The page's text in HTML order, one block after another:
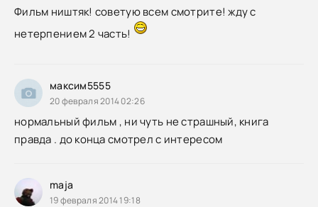
Фильм ништяк! советую всем смотрите! жду с
нетерпением 2 часть!
максим5555
20 февраля 2014 02:26
нормальный фильм , ни чуть не страшный, книга
правда . до конца смотрел с интересом
maja
19 февраля 2014 19:18